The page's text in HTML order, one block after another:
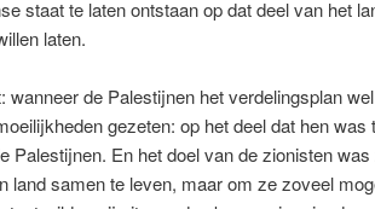
staat te laten ontstaan op dat deel van het
laten.
wanneer de Palestijnen het verdelingsplan
gezeten: op het deel dat hen was
Palestijnen. En het doel van de zionisten
land samen te leven, maar om ze zoveel